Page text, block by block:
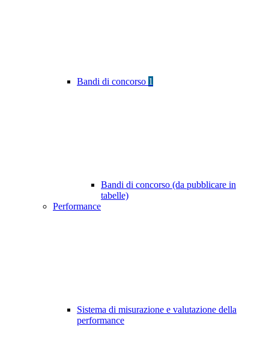
Bandi di concorso 1
Bandi di concorso (da pubblicare in
tabelle)
Performance
Sistema di misurazione e valutazione della
performance